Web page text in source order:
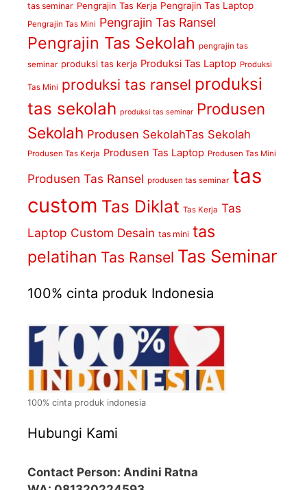
tas seminar Pengrajin Tas Kerja Pengrajin Tas Laptop
Pengrajin Tas Mini Pengrajin Tas Ransel
Pengrajin Tas Sekolah pengrajin tas
seminar produksi tas kerja Produksi Tas Laptop Produksi
Tas Mini produksi tas ransel produksi
tas sekolah produksi tas seminar Produsen
Sekolah Produsen SekolahTas Sekolah
Produsen Tas Kerja Produsen Tas Laptop Produsen Tas Mini
Produsen Tas Ransel produsen tas seminar tas
custom Tas Diklat Tas Kerja Tas
Laptop Custom Desain tas mini tas
pelatihan Tas Ransel Tas Seminar
100% cinta produk Indonesia
100% cinta produk indonesia
Hubungi Kami
Contact Person: Andini Ratna